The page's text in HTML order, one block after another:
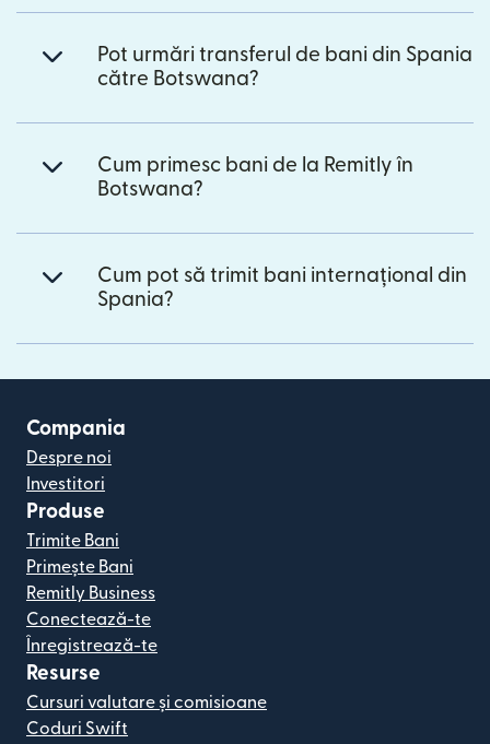
Pot urmări transferul de bani din Spania
către Botswana?
Cum primesc bani de la Remitly în
Botswana?
Cum pot să trimit bani internațional din
Spania?
Compania
Despre noi
Investitori
Produse
Trimite Bani
Primește Bani
Remitly Business
Conectează-te
Înregistrează-te
Resurse
Cursuri valutare și comisioane
Coduri Swift